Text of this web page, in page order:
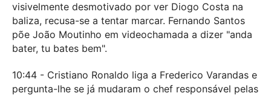
visivelmente desmotivado por ver Diogo Costa na
baliza, recusa-se a tentar marcar. Fernando Santos
põe João Moutinho em videochamada a dizer "anda
bater, tu bates bem".
10:44 - Cristiano Ronaldo liga a Frederico Varandas e
pergunta-lhe se já mudaram o chef responsável pelas